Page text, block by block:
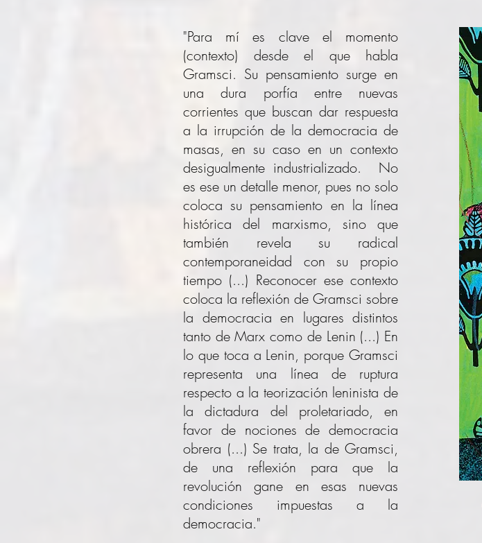
"Para mí es clave el momento
(contexto) desde el que habla
Gramsci. Su pensamiento surge en
una dura porfía entre nuevas
corrientes que buscan dar respuesta
a la irrupción de la democracia de
masas, en su caso en un contexto
desigualmente industrializado. No
es ese un detalle menor, pues no solo
coloca su pensamiento en la línea
histórica del marxismo, sino que
también revela su radical
contemporaneidad con su propio
tiempo (...) Reconocer ese contexto
coloca la reflexión de Gramsci sobre
la democracia en lugares distintos
tanto de Marx como de Lenin (...) En
lo que toca a Lenin, porque Gramsci
representa una línea de ruptura
respecto a la teorización leninista de
la dictadura del proletariado, en
favor de nociones de democracia
obrera (...) Se trata, la de Gramsci,
de una reflexión para que la
revolución gane en esas nuevas
condiciones impuestas a la
democracia."